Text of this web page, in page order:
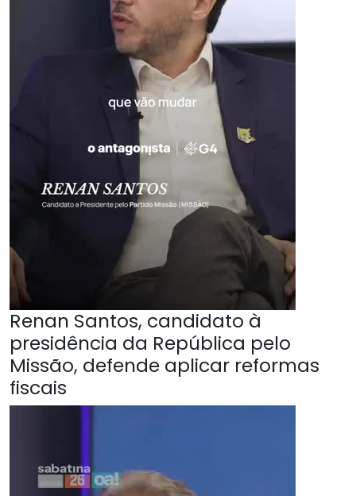
Renan Santos, candidato à
presidência da República pelo
Missão, defende aplicar reformas
fiscais